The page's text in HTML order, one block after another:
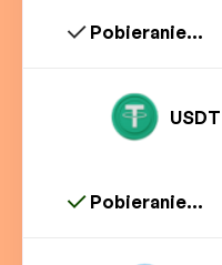
Pobieranie...
USDT
Pobieranie...